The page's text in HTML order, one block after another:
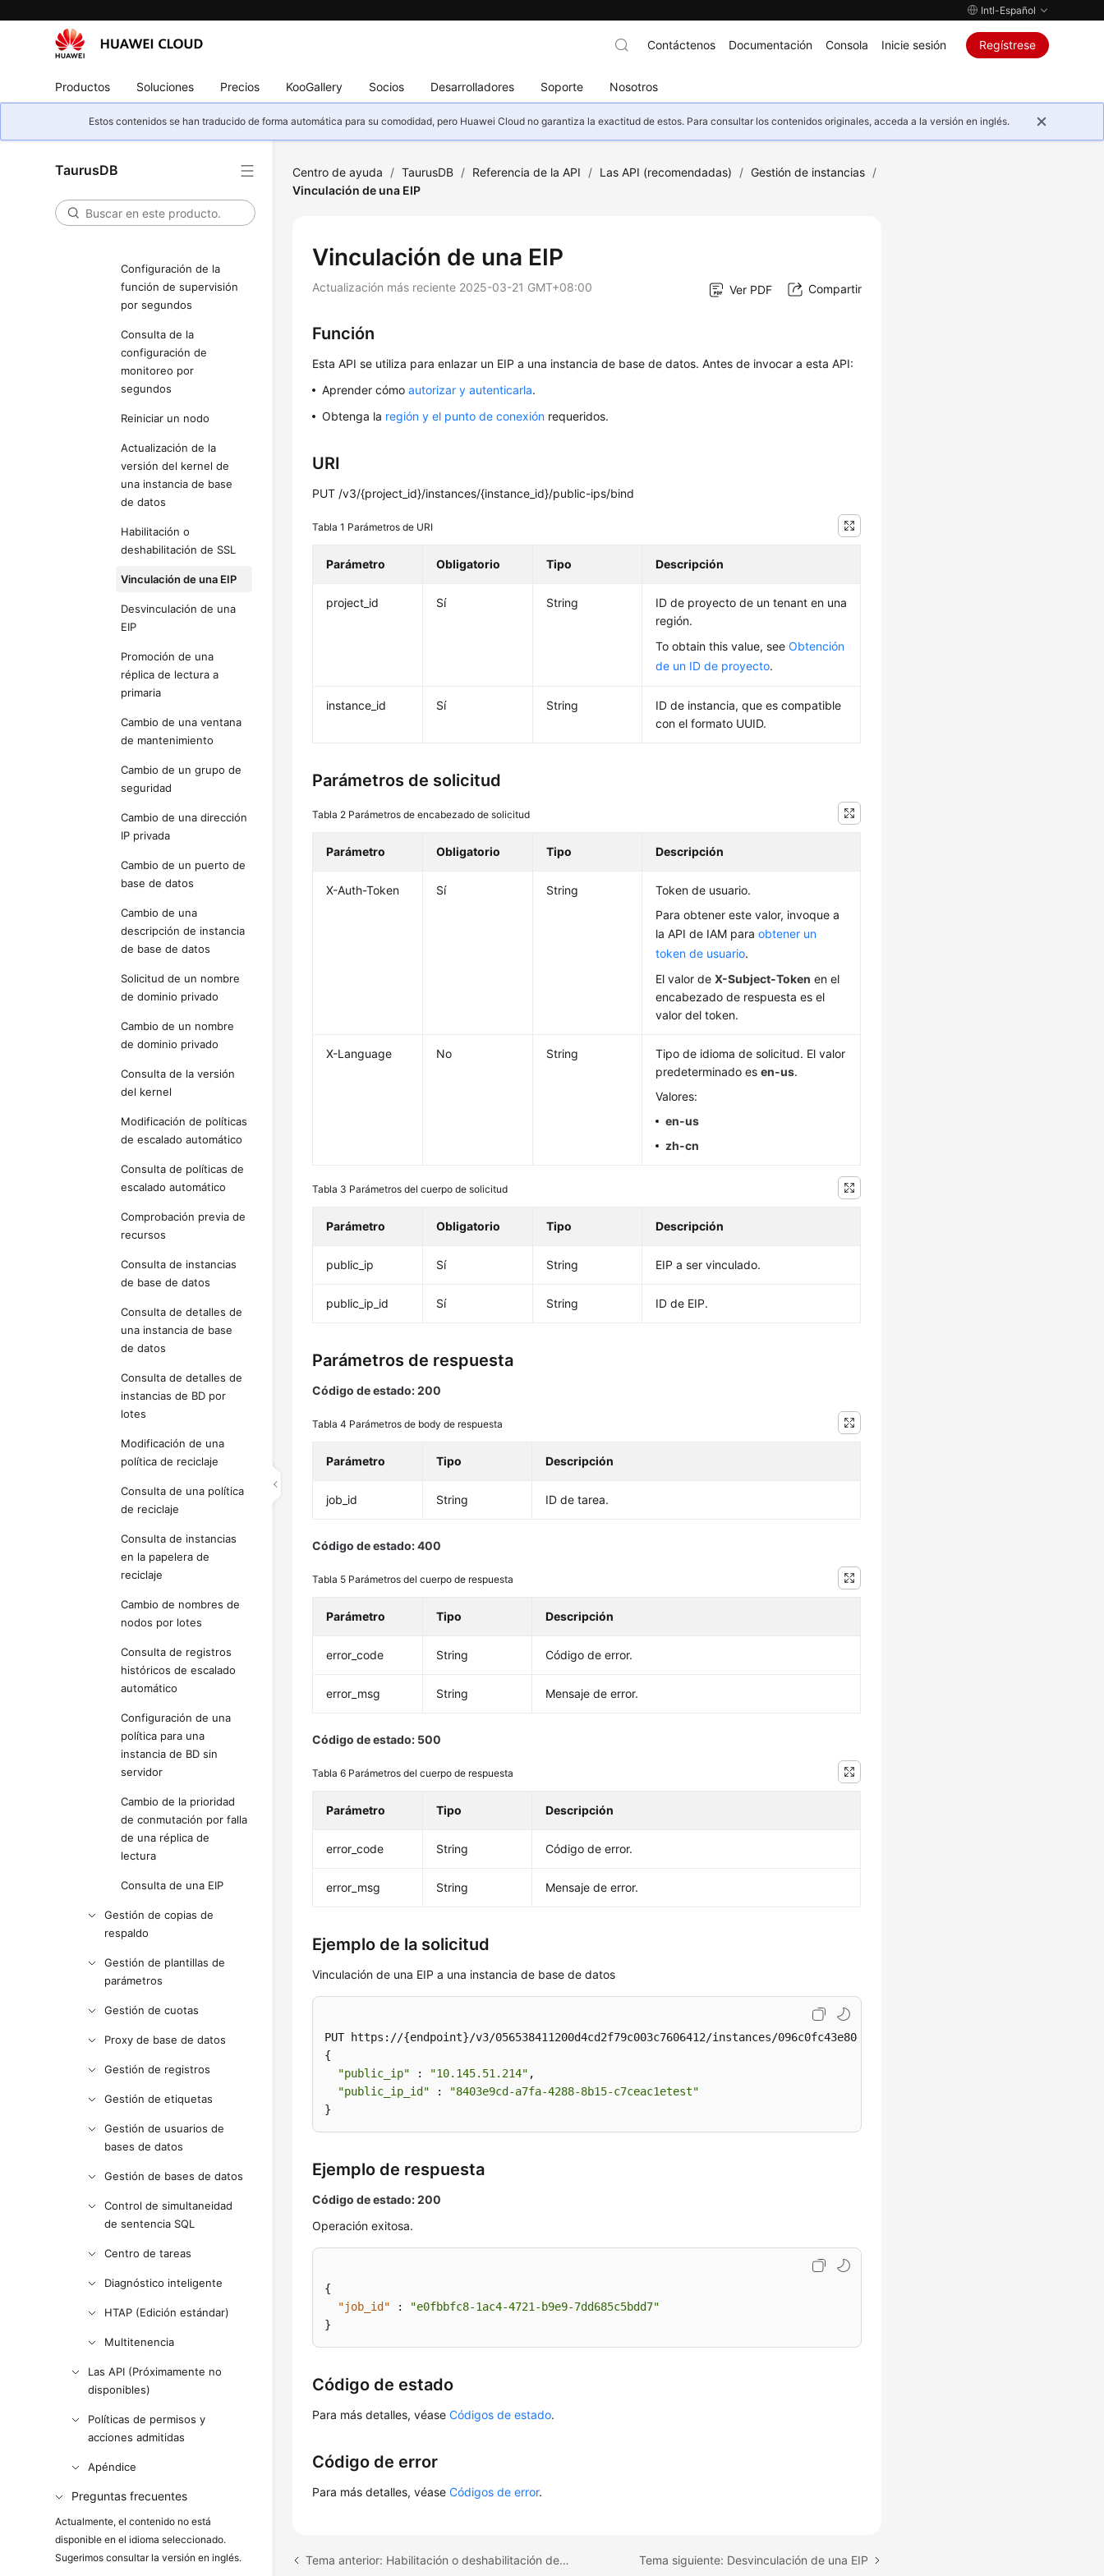
Intl-Español
Productos Soluciones Precios KooGallery Socios Desarrolladores Soporte Nosotros
Contáctenos Documentación Consola Inicie sesión Regístrese
Estos contenidos se han traducido de forma automática para su comodidad, pero Huawei Cloud no garantiza la exactitud de estos. Para consultar los contenidos originales, acceda a la versión en inglés.
TaurusDB
Restablecimiento de una
contraseña de base de
Cambio de las
especificaciones de
instancia de base de
datos
Consulta de recursos
Configuración de la
función de supervisión
por segundos
Consulta de la
configuración de
monitoreo por
segundos
Reiniciar un nodo
Actualización de la
versión del kernel de
una instancia de base
de datos
Habilitación o
deshabilitación de SSL
Vinculación de una EIP
Desvinculación de una
EIP
Promoción de una
réplica de lectura a
primaria
Cambio de una ventana
de mantenimiento
Cambio de un grupo de
seguridad
Cambio de una dirección
IP privada
Cambio de un puerto de
base de datos
Cambio de una
descripción de instancia
de base de datos
Solicitud de un nombre
de dominio privado
Cambio de un nombre
de dominio privado
Consulta de la versión
del kernel
Modificación de políticas
de escalado automático
Consulta de políticas de
escalado automático
Comprobación previa de
recursos
Consulta de instancias
de base de datos
Consulta de detalles de
una instancia de base
de datos
Consulta de detalles de
instancias de BD por
lotes
Modificación de una
política de reciclaje
Consulta de una política
de reciclaje
Consulta de instancias
en la papelera de
reciclaje
Cambio de nombres de
nodos por lotes
Consulta de registros
históricos de escalado
automático
Configuración de una
política para una
instancia de BD sin
servidor
Cambio de la prioridad
de conmutación por falla
de una réplica de
lectura
Consulta de una EIP
Gestión de copias de
respaldo
Gestión de plantillas de
parámetros
Gestión de cuotas
Proxy de base de datos
Gestión de registros
Gestión de etiquetas
Gestión de usuarios de
bases de datos
Gestión de bases de datos
Control de simultaneidad
de sentencia SQL
Centro de tareas
Diagnóstico inteligente
HTAP (Edición estándar)
Multitenencia
Las API (Próximamente no
disponibles)
Políticas de permisos y
acciones admitidas
Apéndice
Preguntas frecuentes
Actualmente, el contenido no está
disponible en el idioma seleccionado.
Sugerimos consultar la versión en inglés.
Centro de ayuda / TaurusDB / Referencia de la API / Las API (recomendadas) / Gestión de instancias /
Vinculación de una EIP
Vinculación de una EIP
Actualización más reciente 2025-03-21 GMT+08:00 Ver PDF Compartir
Función
Esta API se utiliza para enlazar un EIP a una instancia de base de datos. Antes de invocar a esta API:
Aprender cómoautorizar y autenticarla.
Obtenga la región y el punto de conexión requeridos.
URI
PUT /v3/{project_id}/instances/{instance_id}/public-ips/bind
Tabla 1 Parámetros de URI
Parámetro Obligatorio Tipo Descripción
project_id Sí String
ID de proyecto de un tenant en una
región.
To obtain this value, seeObtención
de un ID de proyecto.
instance_id Sí String
ID de instancia, que es compatible
con el formato UUID.
Parámetros de solicitud
Tabla 2 Parámetros de encabezado de solicitud
Parámetro Obligatorio Tipo Descripción
X-Auth-Token Sí String
Token de usuario.
Para obtener este valor, invoque a
la API de IAM paraobtener un
token de usuario.
El valor deX-Subject-Token en el
encabezado de respuesta es el
valor del token.
X-Language No String
Tipo de idioma de solicitud. El valor
predeterminado esen-us.
Valores:
en-us
zh-cn
Tabla 3 Parámetros del cuerpo de solicitud
Parámetro Obligatorio Tipo Descripción
public_ip Sí String EIP a ser vinculado.
public_ip_id Sí String ID de EIP.
Parámetros de respuesta
Código de estado: 200
Tabla 4 Parámetros de body de respuesta
Parámetro Tipo Descripción
job_id String ID de tarea.
Código de estado: 400
Tabla 5 Parámetros del cuerpo de respuesta
Parámetro Tipo Descripción
error_code String Código de error.
error_msg String Mensaje de error.
Código de estado: 500
Tabla 6 Parámetros del cuerpo de respuesta
Parámetro Tipo Descripción
error_code String Código de error.
error_msg String Mensaje de error.
Ejemplo de la solicitud
Vinculación de una EIP a una instancia de base de datos
PUT https://{endpoint}/v3/056538411200d4cd2f79c003c7606412/instances/096c0fc43e804757b59946b80dc27f8bin07/public-ips/
{
"public_ip" : "10.145.51.214" ,
"public_ip_id" :
"8403e9cd-a7fa-4288-8b15-c7ceac1etest"
}
Ejemplo de respuesta
Código de estado: 200
Operación exitosa.
{
"job_id"
:
"e0fbbfc8-1ac4-4721-b9e9-7dd685c5bdd7"
}
Código de estado
Para más detalles, véaseCódigos de estado.
Código de error
Para más detalles, véaseCódigos de error.
Tema anterior: Habilitación o deshabilitación de SSL Tema siguiente: Desvinculación de una EIP